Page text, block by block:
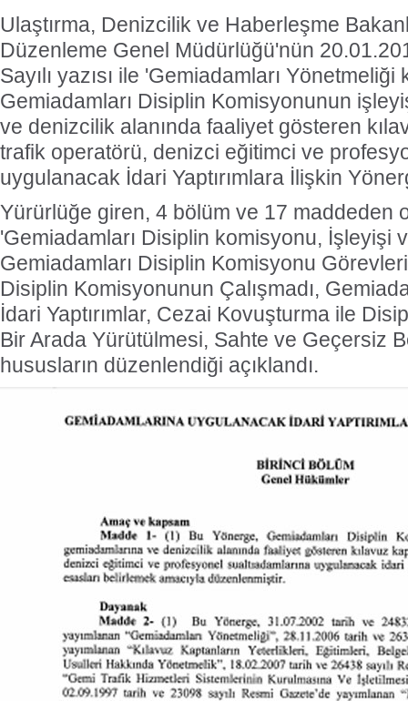
Ulaştırma, Denizcilik ve Haberleşme
Düzenleme Genel Müdürlüğü'nün
Sayılı yazısı ile 'Gemiadamları
Gemiadamları Disiplin Komisyonunun
ve denizcilik alanında faaliyet gösteren
trafik operatörü, denizci eğitimci ve
uygulanacak İdari Yaptırımlara İlişkin
Yürürlüğe giren, 4 bölüm ve 17 maddeden
'Gemiadamları Disiplin komisyonu, İşleyişi
Gemiadamları Disiplin Komisyonu
Disiplin Komisyonunun Çalışmadı,
İdari Yaptırımlar, Cezai Kovuşturma ile
Bir Arada Yürütülmesi, Sahte ve Geçersiz
hususların düzenlendiği açıklandı.